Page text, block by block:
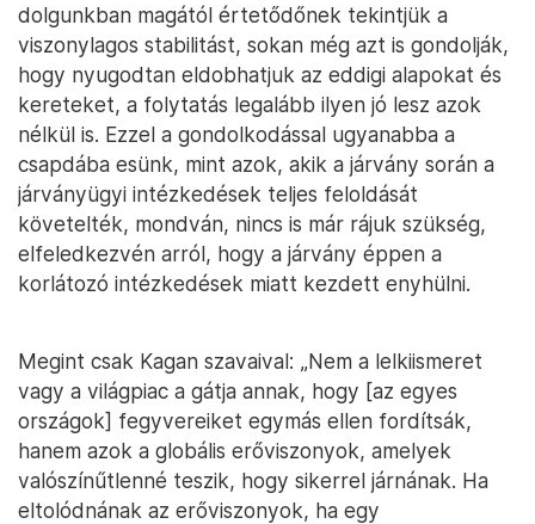
dolgunkban magától értetődőnek tekintjük a
viszonylagos stabilitást, sokan még azt is gondolják,
hogy nyugodtan eldobhatjuk az eddigi alapokat és
kereteket, a folytatás legalább ilyen jó lesz azok
nélkül is. Ezzel a gondolkodással ugyanabba a
csapdába esünk, mint azok, akik a járvány során a
járványügyi intézkedések teljes feloldását
követelték, mondván, nincs is már rájuk szükség,
elfeledkezvén arról, hogy a járvány éppen a
korlátozó intézkedések miatt kezdett enyhülni.
Megint csak Kagan szavaival: „Nem a lelkiismeret
vagy a világpiac a gátja annak, hogy [az egyes
országok] fegyvereiket egymás ellen fordítsák,
hanem azok a globális erőviszonyok, amelyek
valószínűtlenné teszik, hogy sikerrel járnának. Ha
eltolódnának az erőviszonyok, ha egy